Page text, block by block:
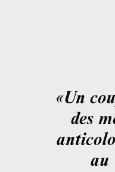
«Un
des
au